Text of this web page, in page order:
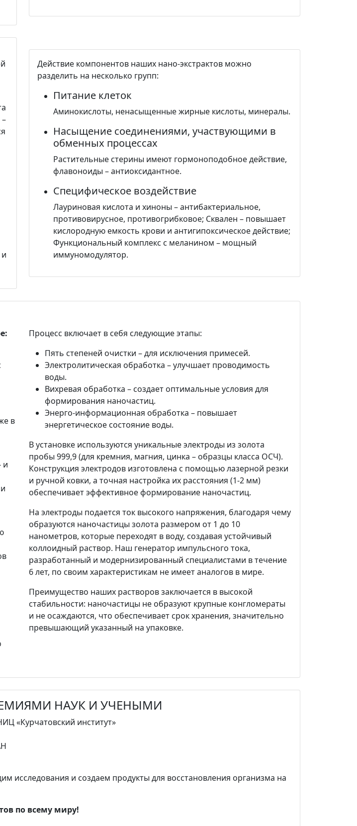
Действие компонентов наших нано-экстрактов можно
разделить на несколько групп:
Питание клеток
Аминокислоты, ненасыщенные жирные кислоты, минералы.
Насыщение соединениями, участвующими в
обменных процессах
Растительные стерины имеют гормоноподобное действие,
флавоноиды – антиоксидантное.
Специфическое воздействие
Лауриновая кислота и хиноны – антибактериальное,
противовирусное, противогрибковое; Сквален – повышает
кислородную емкость крови и антигипоксическое действие;
Функциональный комплекс с меланином – мощный
иммуномодулятор.
в
и
Процесс включает в себя следующие этапы:
Пять степеней очистки – для исключения примесей.
Электролитическая обработка – улучшает проводимость
воды.
Вихревая обработка – создает оптимальные условия для
формирования наночастиц.
Энерго-информационная обработка – повышает
энергетическое состояние воды.
В установке используются уникальные электроды из золота
пробы 999,9 (для кремния, магния, цинка – образцы класса ОСЧ).
Конструкция электродов изготовлена с помощью лазерной резки
и ручной ковки, а точная настройка их расстояния (1-2 мм)
обеспечивает эффективное формирование наночастиц.
На электроды подается ток высокого напряжения, благодаря чему
образуются наночастицы золота размером от 1 до 10
нанометров, которые переходят в воду, создавая устойчивый
коллоидный раствор. Наш генератор импульсного тока,
разработанный и модернизированный специалистами в течение
6 лет, по своим характеристикам не имеет аналогов в мире.
Преимущество наших растворов заключается в высокой
стабильности: наночастицы не образуют крупные конгломераты
и не осаждаются, что обеспечивает срок хранения, значительно
превышающий указанный на упаковке.
НАУК И УЧЕНЫМИ
«Курчатовский институт»
исследования и создаем продукты для восстановления организма на
по всему миру!